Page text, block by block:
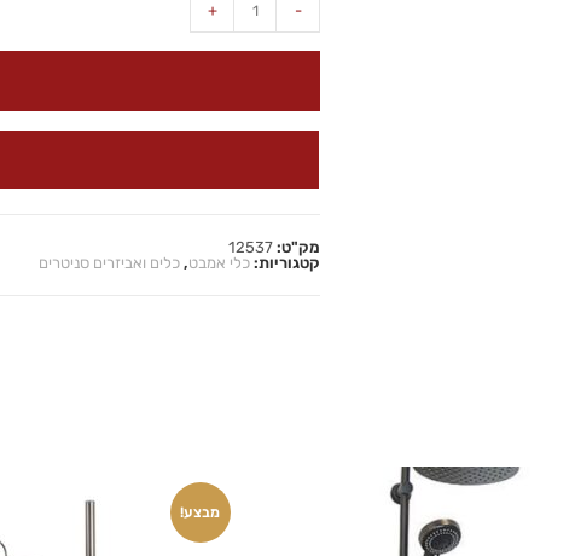
-
+
מק"ט: 12537
קטגוריות: כלי אמבט, כלים ואביזרים סניטרים
מבצע!